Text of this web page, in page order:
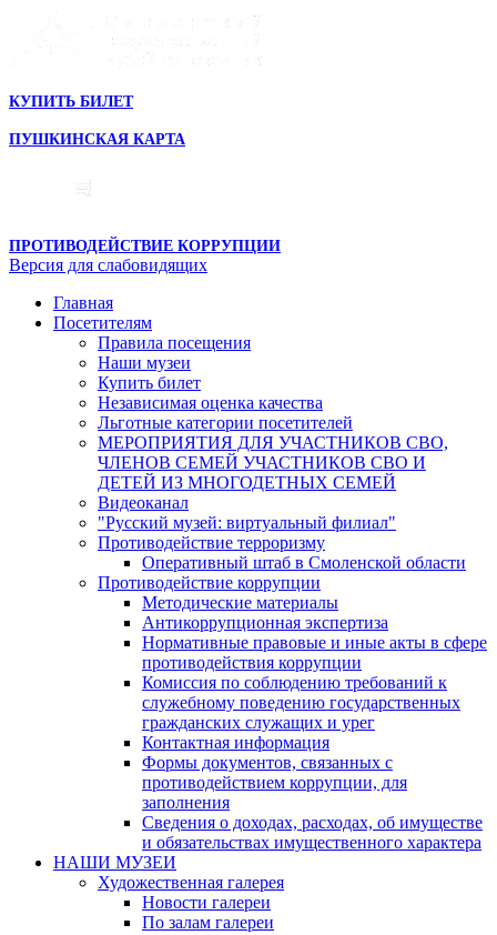
КУПИТЬ БИЛЕТ
ПУШКИНСКАЯ КАРТА
ПРОТИВОДЕЙСТВИЕ КОРРУПЦИИ
Версия для слабовидящих
Главная
Посетителям
Правила посещения
Наши музеи
Купить билет
Независимая оценка качества
Льготные категории посетителей
МЕРОПРИЯТИЯ ДЛЯ УЧАСТНИКОВ СВО,
ЧЛЕНОВ СЕМЕЙ УЧАСТНИКОВ СВО И
ДЕТЕЙ ИЗ МНОГОДЕТНЫХ СЕМЕЙ
Видеоканал
"Русский музей: виртуальный филиал"
Противодействие терроризму
Оперативный штаб в Смоленской области
Противодействие коррупции
Методические материалы
Антикоррупционная экспертиза
Нормативные правовые и иные акты в сфере
противодействия коррупции
Комиссия по соблюдению требований к
служебному поведению государственных
гражданских служащих и урег
Контактная информация
Формы документов, связанных с
противодействием коррупции, для
заполнения
Сведения о доходах, расходах, об имуществе
и обязательствах имущественного характера
НАШИ МУЗЕИ
Художественная галерея
Новости галереи
По залам галереи